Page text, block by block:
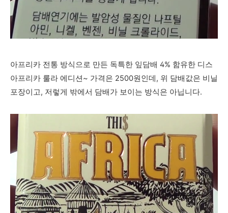
아프리카 전통 방식으로 만든 독특한 잎담배 4% 함유한 디스
아프리카 룰라 에디션~ 가격은 2500원인데, 위 담배값은 비닐
포장이고, 저렇게 밖에서 담배가 보이는 방식은 아닙니다.